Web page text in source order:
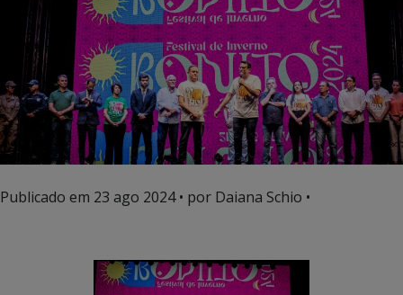
Publicado em 23 ago 2024• por Daiana Schio •